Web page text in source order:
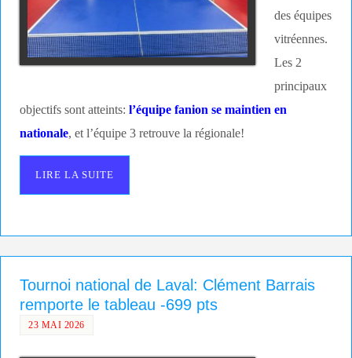
des équipes
vitréennes.
Les 2
principaux
objectifs sont atteints:l’équipe fanion se maintien en
nationale, et l’équipe 3 retrouve la régionale!
LIRE LA SUITE
Tournoi national de Laval: Clément Barrais
remporte le tableau -699 pts
23 MAI 2026